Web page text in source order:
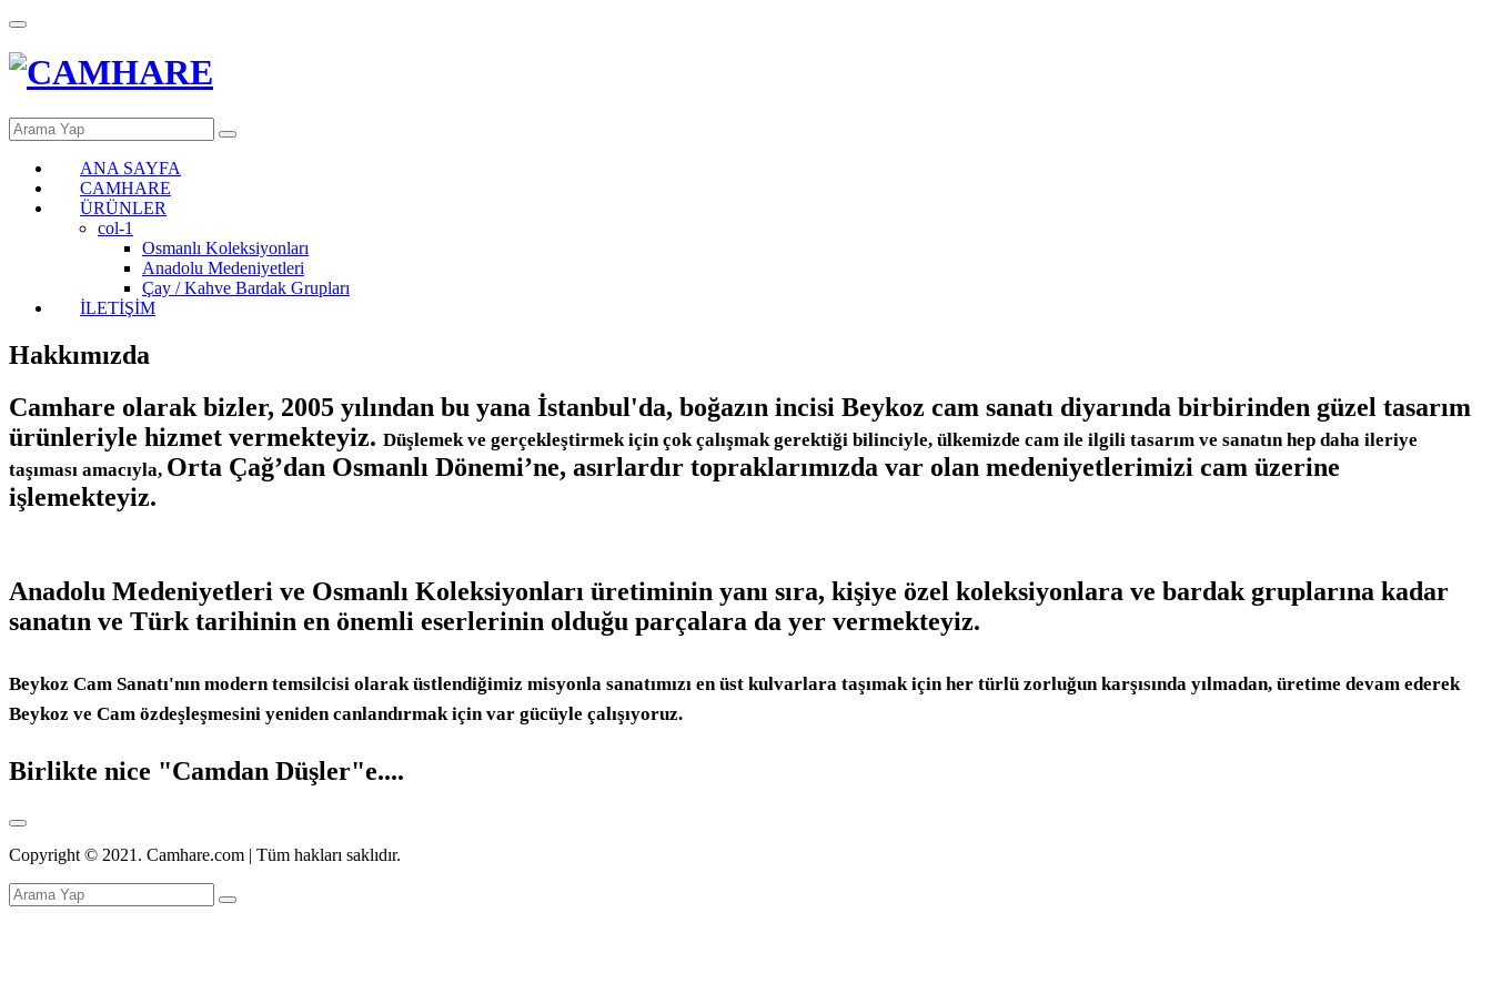
ANA SAYFA
CAMHARE
ÜRÜNLER
col-1
Osmanlı Koleksiyonları
Anadolu Medeniyetleri
Çay / Kahve Bardak Grupları
İLETİŞİM
Hakkımızda
Camhare olarak bizler, 2005 yılından bu yana İstanbul'da, boğazın incisi Beykoz cam sanatı diyarında birbirinden güzel tasarım
ürünleriyle hizmet vermekteyiz. Düşlemek ve gerçekleştirmek için çok çalışmak gerektiği bilinciyle, ülkemizde cam ile ilgili tasarım ve sanatın hep daha ileriye
taşıması amacıyla, Orta Çağ’dan Osmanlı Dönemi’ne, asırlardır topraklarımızda var olan medeniyetlerimizi cam üzerine
işlemekteyiz.
Anadolu Medeniyetleri ve Osmanlı Koleksiyonları üretiminin yanı sıra, kişiye özel koleksiyonlara ve bardak gruplarına kadar
sanatın ve Türk tarihinin en önemli eserlerinin olduğu parçalara da yer vermekteyiz.
Beykoz Cam Sanatı'nın modern temsilcisi olarak üstlendiğimiz misyonla sanatımızı en üst kulvarlara taşımak için her türlü zorluğun karşısında yılmadan, üretime devam ederek
Beykoz ve Cam özdeşleşmesini yeniden canlandırmak için var gücüyle çalışıyoruz.
Birlikte nice "Camdan Düşler"e....
Copyright © 2021. Camhare.com | Tüm hakları saklıdır.